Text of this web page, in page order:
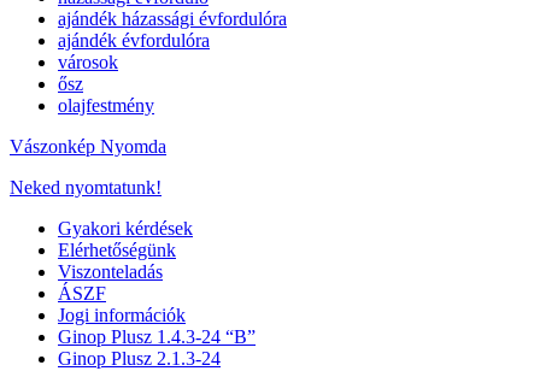
ajándék házassági évfordulóra
ajándék évfordulóra
városok
ősz
olajfestmény
Vászonkép Nyomda
Neked nyomtatunk!
Gyakori kérdések
Elérhetőségünk
Viszonteladás
ÁSZF
Jogi információk
Ginop Plusz 1.4.3-24 “B”
Ginop Plusz 2.1.3-24